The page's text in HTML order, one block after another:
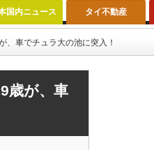
国内ニュース タイ不動産
、車でチュラ大の池に突入！
歳が、車